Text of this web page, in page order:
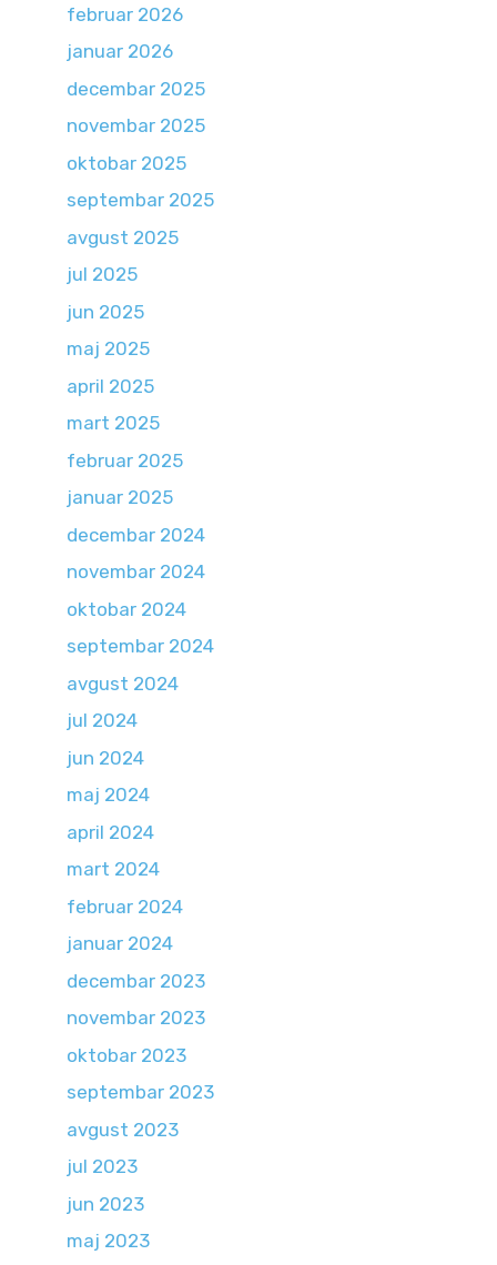
februar 2026
januar 2026
decembar 2025
novembar 2025
oktobar 2025
septembar 2025
avgust 2025
jul 2025
jun 2025
maj 2025
april 2025
mart 2025
februar 2025
januar 2025
decembar 2024
novembar 2024
oktobar 2024
septembar 2024
avgust 2024
jul 2024
jun 2024
maj 2024
april 2024
mart 2024
februar 2024
januar 2024
decembar 2023
novembar 2023
oktobar 2023
septembar 2023
avgust 2023
jul 2023
jun 2023
maj 2023